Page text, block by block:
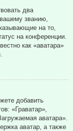
два
званию,
на то,
на конференции.
как «аватара»
добавить
«Граватар»,
аватара».
аватар, а также